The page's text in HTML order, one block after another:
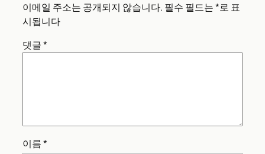
이메일 주소는 공개되지 않습니다. 필수 필드는*로 표
시됩니다
댓글*
이름*